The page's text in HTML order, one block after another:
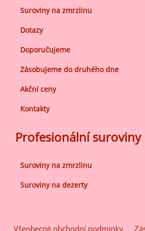
Suroviny na zmrzlinu
Dotazy
Doporučujeme
Zásobujeme do druhého dne
Akční ceny
Kontakty
Profesionální suroviny
Suroviny na zmrzlinu
Suroviny na dezerty
Všeobecné obchodní podmínky